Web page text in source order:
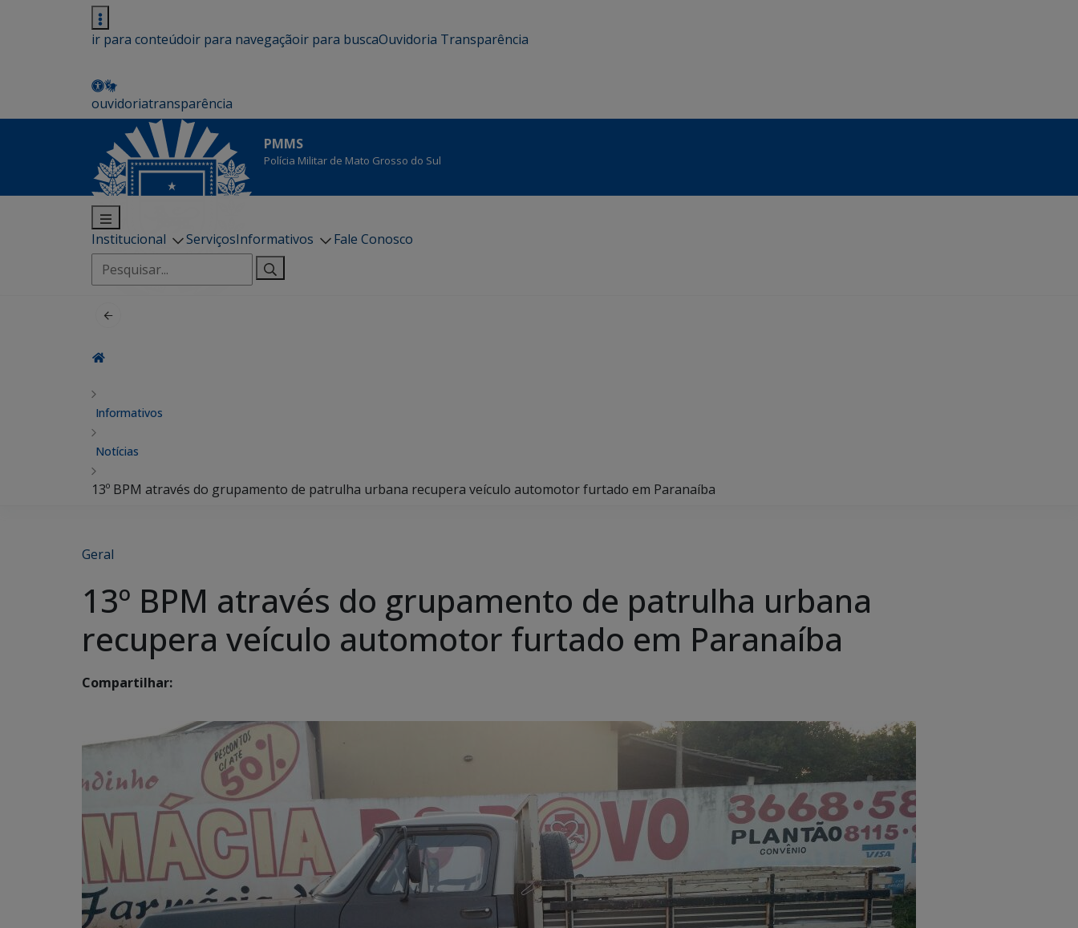
ir para conteúdoir para navegaçãoir para buscaOuvidoria Transparência
ouvidoriatransparência
PMMS
Polícia Militar de Mato Grosso do Sul
Institucional ServiçosInformativos
Fale Conosco
Pesquisar
por:
Informativos
Notícias
13º BPM através do grupamento de patrulha urbana recupera veículo automotor furtado em Paranaíba
Geral
13º BPM através do grupamento de patrulha urbana
recupera veículo automotor furtado em Paranaíba
Compartilhar: